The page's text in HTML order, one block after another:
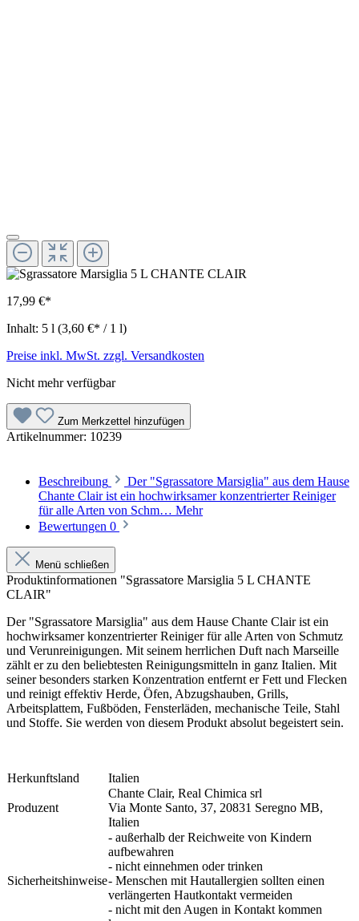
17,99 €*
Inhalt: 5 l (3,60 €* / 1 l)
Preise inkl. MwSt. zzgl. Versandkosten
Nicht mehr verfügbar
Zum Merkzettel hinzufügen
Artikelnummer: 10239
Beschreibung
Der "Sgrassatore Marsiglia" aus dem Hause
Chante Clair ist ein hochwirksamer konzentrierter Reiniger
für alle Arten von Schm… Mehr
Bewertungen 0
Menü schließen
Produktinformationen "Sgrassatore Marsiglia 5 L CHANTE
CLAIR"
Der "Sgrassatore Marsiglia" aus dem Hause Chante Clair ist ein
hochwirksamer konzentrierter Reiniger für alle Arten von Schmutz
und Verunreinigungen. Mit seinem herrlichen Duft nach Marseille
zählt er zu den beliebtesten Reinigungsmitteln in ganz Italien. Mit
seiner besonders starken Konzentration entfernt er Fett und Flecken
und reinigt effektiv Herde, Öfen, Abzugshauben, Grills,
Arbeitsplattem, Fußböden, Fensterläden, mechanische Teile, Stahl
und Stoffe. Sie werden von diesem Produkt absolut begeistert sein.
Herkunftsland Italien
Produzent
Chante Clair, Real Chimica srl
Via Monte Santo, 37, 20831 Seregno MB,
Italien
Sicherheitshinweise
- außerhalb der Reichweite von Kindern
aufbewahren
- nicht einnehmen oder trinken
- Menschen mit Hautallergien sollten einen
verlängerten Hautkontakt vermeiden
- nicht mit den Augen in Kontakt kommen